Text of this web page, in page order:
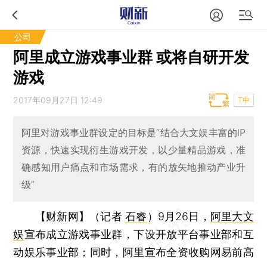
公司
阿里成立游戏事业群 或将自研开发
游戏
2017年09月27日 12:49 T中
阿里对游戏事业群设定的目标是“结合大文娱丰富的IP
资源，快速实现衍生游戏开发，以少量精品游戏，准
确感知用户痛点和市场需求，有的放矢地推动产业升
级”
【财新网】（记者石睿 ） 9月26日， 阿里大文
娱宣布成立游戏事业群，下设开放平台事业部和互
动娱乐事业部；同时，阿里宣布全资收购网易前高